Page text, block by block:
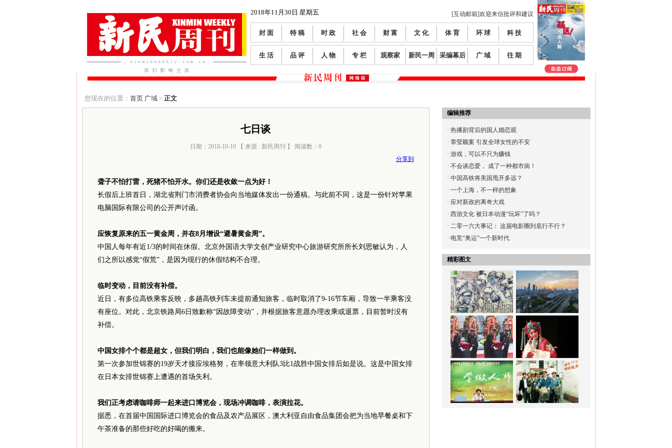
2018年11月30日 星期五 [互动邮箱]欢迎来信批评和建议
封 面 特 稿 时 政 社 会 财 富 文 化 体 育 环 球 科 技
生 活 品 评 人 物 专 栏 观察家 新民一周 采编幕后 广 域 往 期
您现在的位置： 首页 广域> 正文
七日谈
日期：2018-10-10 【 来源 : 新民周刊 】 阅读数： 0
分享到
聋子不怕打雷，死猪不怕开水。你们还是收敛一点为好！
长假后上班首日，湖北省荆门市消费者协会向当地媒体发出一份通稿。与此前不同，这是一份针对苹果
电脑国际有限公司的公开声讨函。
应恢复原来的五一黄金周，并在8月增设“避暑黄金周”。
中国人每年有近1/3的时间在休假。北京外国语大学文创产业研究中心旅游研究所所长刘思敏认为，人
们之所以感觉“假荒”，是因为现行的休假结构不合理。
临时变动，目前没有补偿。
近日，有多位高铁乘客反映，多趟高铁列车未提前通知旅客，临时取消了9-16节车厢，导致一半乘客没
有座位。对此，北京铁路局6日致歉称“因故障变动”，并根据旅客意愿办理改乘或退票，目前暂时没有
补偿。
中国女排个个都是超女，但我们明白，我们也能像她们一样做到。
第一次参加世锦赛的19岁天才接应埃格努，在率领意大利队3比1战胜中国女排后如是说。这是中国女排
在日本女排世锦赛上遭遇的首场失利。
我们正考虑请咖啡师一起来进口博览会，现场冲调咖啡，表演拉花。
据悉，在首届中国国际进口博览会的食品及农产品展区，澳大利亚自由食品集团会把为当地早餐桌和下
午茶准备的那些好吃的好喝的搬来。
编辑推荐
· 热播剧背后的国人婚恋观
· 章莹颖案 引发全球女性的不安
· 游戏，可以不只为赚钱
· 不会谈恋爱， 成了一种都市病！
· 中国高铁将美国甩开多远？
· 一个上海，不一样的想象
· 应对新政的离奇大戏
· 西游文化 被日本动漫“玩坏”了吗？
· 二零一六大事记： 这届电影圈到底行不行？
· 电竞“奥运”一个新时代
精彩图文